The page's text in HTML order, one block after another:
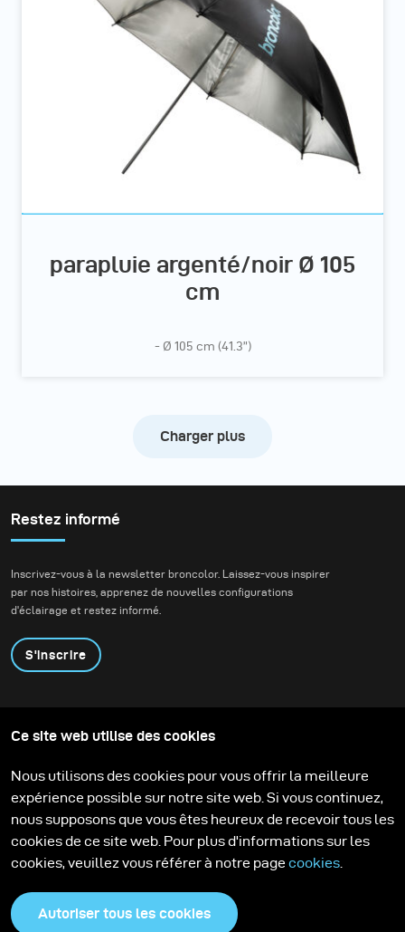
parapluie argenté/noir Ø 105
cm
- Ø 105 cm (41.3”)
Charger plus
Restez informé
Inscrivez-vous à la newsletter broncolor. Laissez-vous inspirer
par nos histoires, apprenez de nouvelles configurations
d'éclairage et restez informé.
S'inscrire
Contactez-nous
Technologies
Support
Carrière
Media Center
Ce site web utilise des cookies
Nous utilisons des cookies pour vous offrir la meilleure
expérience possible sur notre site web. Si vous continuez,
nous supposons que vous êtes heureux de recevoir tous les
cookies de ce site web. Pour plus d'informations sur les
cookies, veuillez vous référer à notre page cookies
Autoriser tous les cookies